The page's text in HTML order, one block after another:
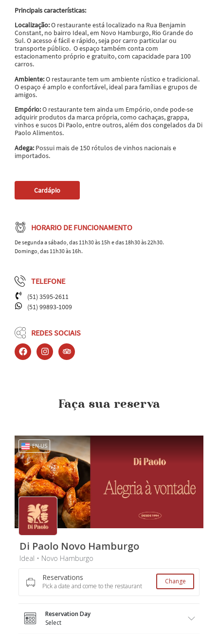
Principais características:
Localização:O restaurante está localizado na Rua Benjamin
Constant, no bairro Ideal, em Novo Hamburgo, Rio Grande do
Sul. O acesso é fácil e rápido, seja por carro particular ou
transporte público. O espaço também conta com
estacionamento próprio e gratuito, com capacidade para 100
carros.
Ambiente:O restaurante tem um ambiente rústico e tradicional.
O espaço é amplo e confortável, ideal para famílias e grupos de
amigos.
Empório:O restaurante tem ainda um Empório, onde pode-se
adquirir produtos da marca própria, como cachaças, grappa,
vinhos e sucos Di Paolo, entre outros, além dos congelados da Di
Paolo Alimentos.
Adega: Possui mais de 150 rótulos de vinhos nacionais e
importados.
Cardápio
HORARIO DE FUNCIONAMENTO
De segunda a sábado, das 11h30 às 15h e das 18h30 às 22h30.
Domingo, das 11h30 às 16h.
TELEFONE
(51) 3595-2611
(51) 99893-1009
REDES SOCIAIS
Faça sua reserva